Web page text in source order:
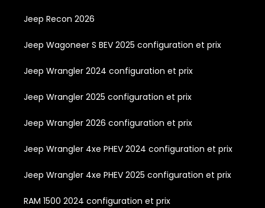
Jeep Recon 2026
Jeep Wagoneer S BEV 2025 configuration et prix
Jeep Wrangler 2024 configuration et prix
Jeep Wrangler 2025 configuration et prix
Jeep Wrangler 2026 configuration et prix
Jeep Wrangler 4xe PHEV 2024 configuration et prix
Jeep Wrangler 4xe PHEV 2025 configuration et prix
RAM 1500 2024 configuration et prix